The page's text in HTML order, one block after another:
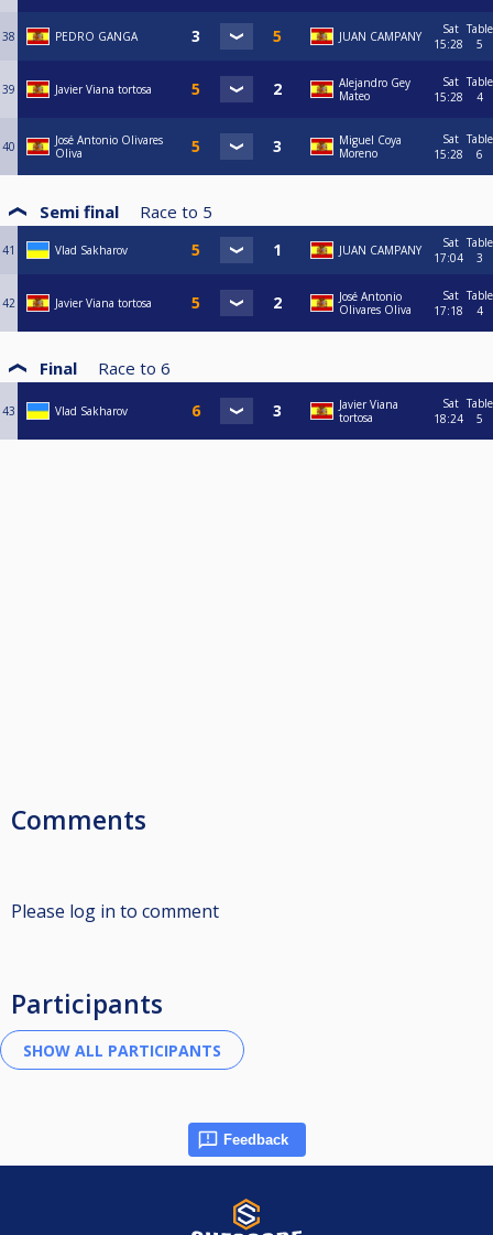
38 PEDRO GANGA JUAN CAMPANY
Sat
15:28
Table
5
39 Javier Viana tortosa
Alejandro Gey
Mateo
Sat
15:28
Table
4
40
José Antonio Olivares
Oliva
Miguel Coya
Moreno
Sat
15:28
Table
6
Semi final Race to 5
41 Vlad Sakharov JUAN CAMPANY
Sat
17:04
Table
3
42 Javier Viana tortosa
José Antonio
Olivares Oliva
Sat
17:18
Table
4
Final Race to 6
43 Vlad Sakharov
Javier Viana
tortosa
Sat
18:24
Table
5
Comments
Please log in to comment
Participants
Feedback